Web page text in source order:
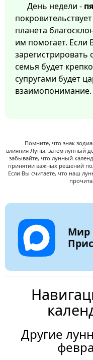
День недели -
планета
им помогает. Если
зарегистрировать
семья будет
супругами будет
взаимопонимание.
Помните, что знак
влияния Луны, затем лунный
забывайте, что лунный
принятии важных решений
Если Вы считаете, что наш
Мир
Другие